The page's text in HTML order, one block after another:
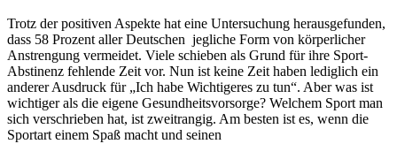
Trotz der positiven Aspekte hat eine Untersuchung herausgefunden,
dass 58 Prozent aller Deutschen jegliche Form von körperlicher
Anstrengung vermeidet. Viele schieben als Grund für ihre Sport-
Abstinenz fehlende Zeit vor. Nun ist keine Zeit haben lediglich ein
anderer Ausdruck für „Ich habe Wichtigeres zu tun“. Aber was ist
wichtiger als die eigene Gesundheitsvorsorge? Welchem Sport man
sich verschrieben hat, ist zweitrangig. Am besten ist es, wenn die
Sportart einem Spaß macht und seinen